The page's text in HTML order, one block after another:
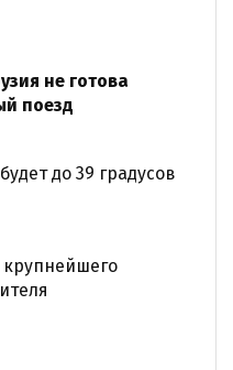
не готова
поезд
до 39 градусов